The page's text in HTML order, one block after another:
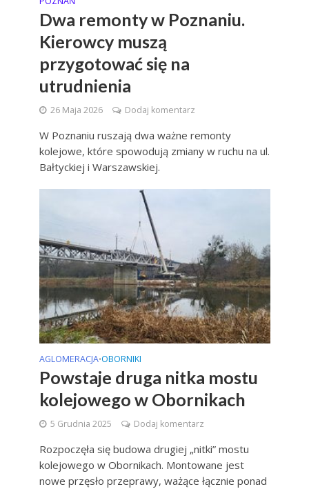
Dwa remonty w Poznaniu.
Kierowcy muszą
przygotować się na
utrudnienia
26 Maja 2026 Dodaj komentarz
W Poznaniu ruszają dwa ważne remonty
kolejowe, które spowodują zmiany w ruchu na ul.
Bałtyckiej i Warszawskiej.
AGLOMERACJA•OBORNIKI
Powstaje druga nitka mostu
kolejowego w Obornikach
5 Grudnia 2025 Dodaj komentarz
Rozpoczęła się budowa drugiej „nitki” mostu
kolejowego w Obornikach. Montowane jest
nowe przęsło przeprawy, ważące łącznie ponad